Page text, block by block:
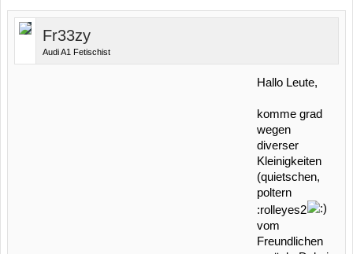
Fr33zy
Audi A1 Fetischist
Hallo Leute,
komme grad
wegen
diverser
Kleinigkeiten
(quietschen,
poltern
:rolleyes2
vom
Freundlichen